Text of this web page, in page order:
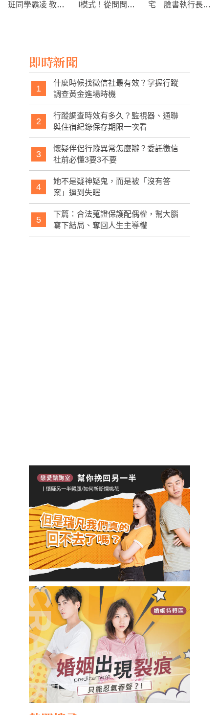
班同學霸凌 教育
I模式！從問問題
宅 臉書執行長祖
即時新聞
1
什麼時候找徵信社最有效？掌握行蹤
調查黃金進場時機
2
行蹤調查時效有多久？監視器、通聯
與住宿紀錄保存期限一次看
3
懷疑伴侶行蹤異常怎麼辦？委託徵信
社前必懂3要3不要
4
她不是疑神疑鬼，而是被「沒有答
案」逼到失眠
5
下篇：合法蒐證保護配偶權，幫大腦
寫下結局、奪回人生主導權